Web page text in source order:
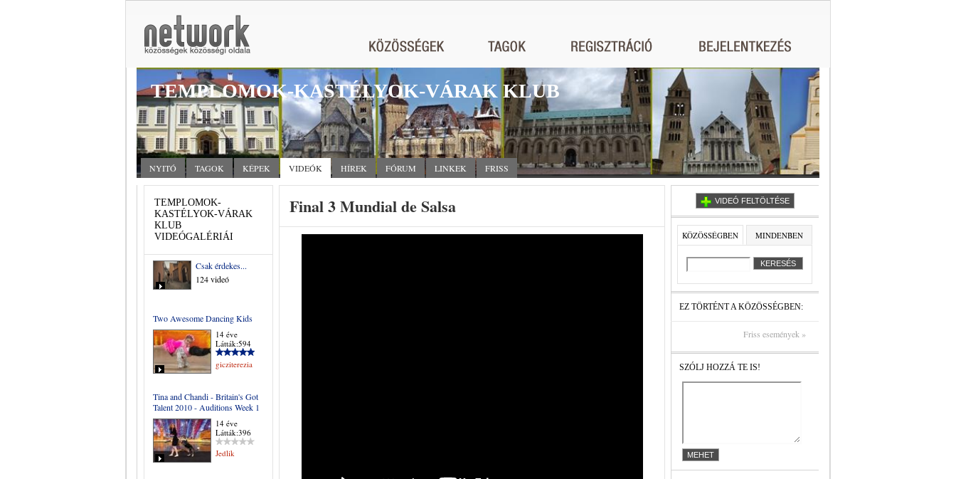
TEMPLOMOK-KASTÉLYOK-VÁRAK KLUB
NYITÓ TAGOK KÉPEK VIDEÓK HÍREK FÓRUM LINKEK FRISS
TEMPLOMOK-
KASTÉLYOK-VÁRAK
KLUB
VIDEÓGALÉRIÁI
Csak érdekes...
124 videó
Two Awesome Dancing Kids
14 éve
Látták:594
gicziterezia
Tina and Chandi - Britain's Got
Talent 2010 - Auditions Week 1
14 éve
Látták:396
Jedlik
Final 3 Mundial de Salsa VIDEÓ FELTÖLTÉSE
KÖZÖSSÉGBEN MINDENBEN
EZ TÖRTÉNT A KÖZÖSSÉGBEN:
Friss események »
SZÓLJ HOZZÁ TE IS!